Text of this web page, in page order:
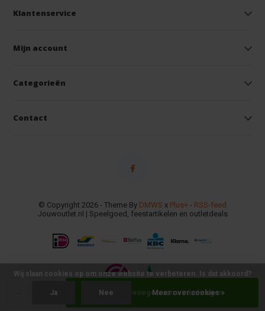
+ Toevoegen aan winkelwagen
Klantenservice
Mijn account
Categorieën
Contact
© Copyright 2026 - Theme By DMWS x Plus+ - RSS-feed
Jouwoutlet.nl | Speelgoed, feestartikelen en outletdeals
Wij slaan cookies op om onze website te verbeteren. Is dat akkoord?
Ja Nee Meer over cookies »